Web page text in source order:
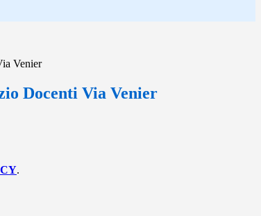
Venier
Docenti Via Venier
.